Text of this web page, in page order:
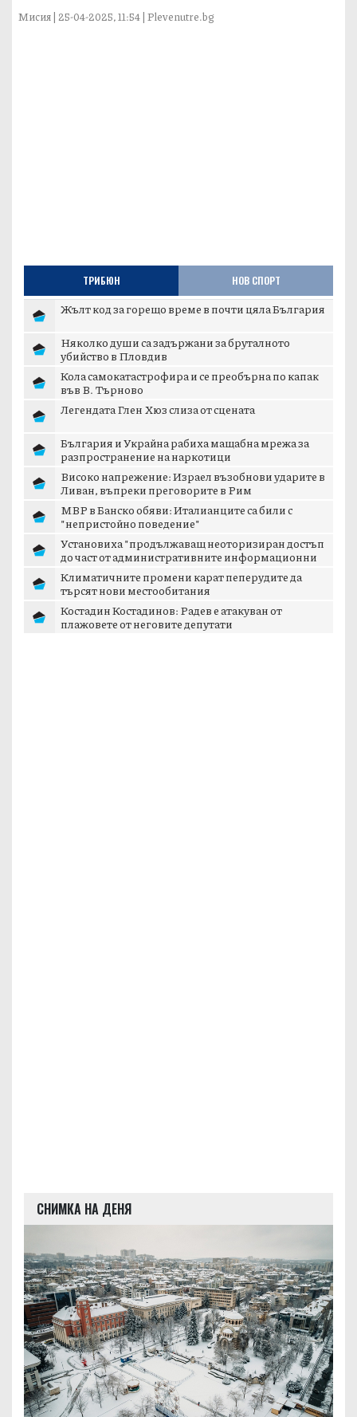
Мисия | 25-04-2025, 11:54 | Plevenutre.bg
ТРИБЮН НОВ СПОРТ
Жълт код за горещо време в почти цяла България
Няколко души са задържани за бруталното
убийство в Пловдив
Кола самокатастрофира и се преобърна по капак
във В. Търново
Легендата Глен Хюз слиза от сцената
България и Украйна рабиха мащабна мрежа за
разпространение на наркотици
Високо напрежение: Израел възобнови ударите в
Ливан, въпреки преговорите в Рим
МВР в Банско обяви: Италианците са били с
"непристойно поведение"
Установиха "продължаващ неоторизиран достъп
до част от административните информационни
мре...
Климатичните промени карат пеперудите да
търсят нови местообитания
Костадин Костадинов: Радев е атакуван от
плажoвете от неговите депутати
СНИМКА НА ДЕНЯ